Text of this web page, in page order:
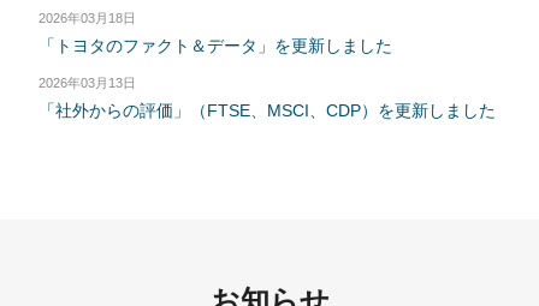
2026年03月18日
「トヨタのファクト＆データ」を更新しました
2026年03月13日
「社外からの評価」（FTSE、MSCI、CDP）を更新しました